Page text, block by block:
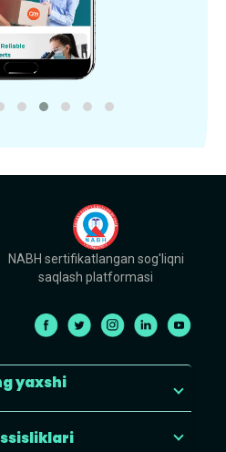
NABH sertifikatlangan sog'liqni
saqlash platformasi
yaxshi